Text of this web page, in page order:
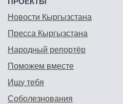
Новости Кыргызстана
Пресса Кыргызстана
Народный репортёр
Поможем вместе
Ищу тебя
Соболезнования